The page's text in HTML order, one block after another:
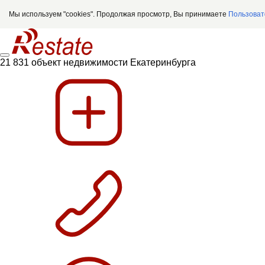
Мы используем "cookies". Продолжая просмотр, Вы принимаете
21 831 объект недвижимости Екатеринбурга